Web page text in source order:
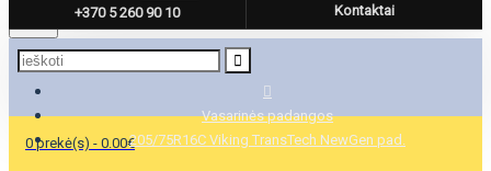
0 prekė(s) - 0.00€
+370 5 260 90 10 Kontaktai
Vasarinės padangos
205/75R16C Viking TransTech NewGen pad.